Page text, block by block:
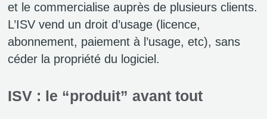
et le commercialise auprès de plusieurs clients.
L’ISV vend un droit d’usage (licence,
abonnement, paiement à l’usage, etc), sans
céder la propriété du logiciel.
ISV : le “produit” avant tout